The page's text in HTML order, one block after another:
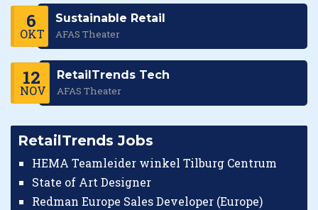
6
OKT
Sustainable Retail
AFAS Theater
12
NOV
RetailTrends Tech
AFAS Theater
RetailTrends Jobs
HEMA Teamleider winkel Tilburg Centrum
State of Art Designer
Redman Europe Sales Developer (Europe)